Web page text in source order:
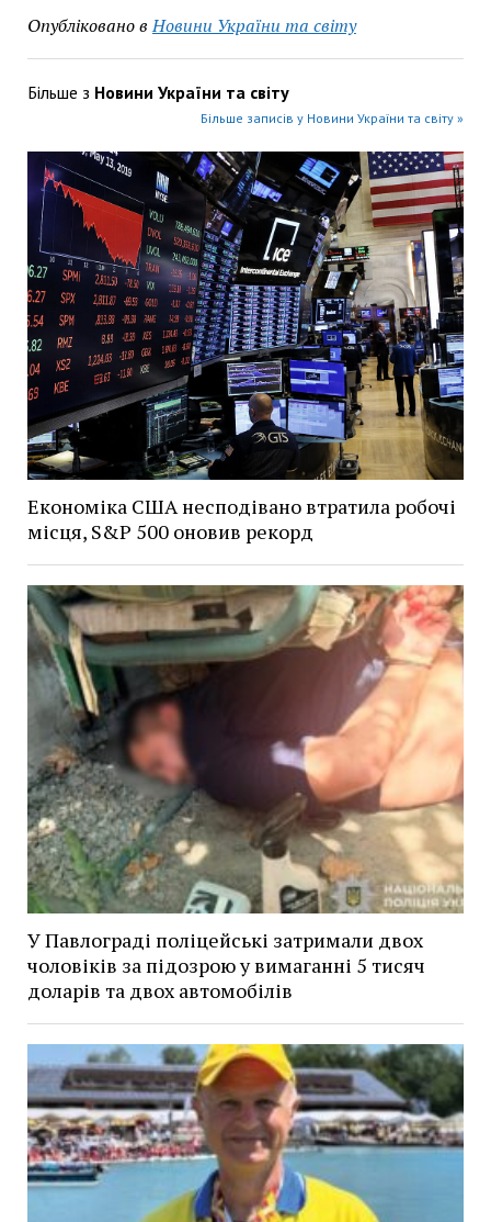
Опубліковано в Новини України та світу
Більше з Новини України та світу
Більше записів у Новини України та світу »
Економіка США несподівано втратила робочі
місця, S&P 500 оновив рекорд
У Павлограді поліцейські затримали двох
чоловіків за підозрою у вимаганні 5 тисяч
доларів та двох автомобілів